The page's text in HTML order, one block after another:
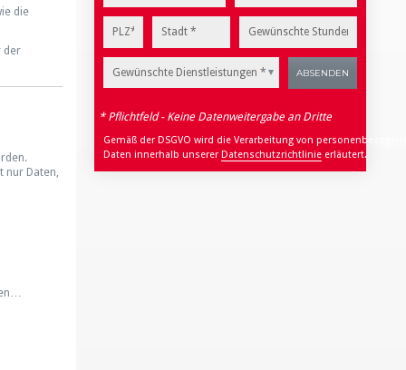
die
der
Daten,
Gewünschte Dienstleistungen *
* Pflichtfeld - Keine Datenweitergabe an Dritte
Gemäß der DSGVO wird die Verarbeitung von
Daten innerhalb unsererDatenschutzrichtlinie erläutert.